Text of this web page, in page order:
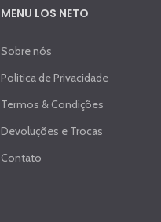
MENU LOS NETO
Sobre nós
Politica de Privacidade
Termos & Condições
Devoluções e Trocas
Contato